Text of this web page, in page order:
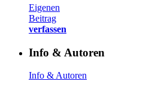
Eigenen
Beitrag
verfassen
Info & Autoren
Info & Autoren